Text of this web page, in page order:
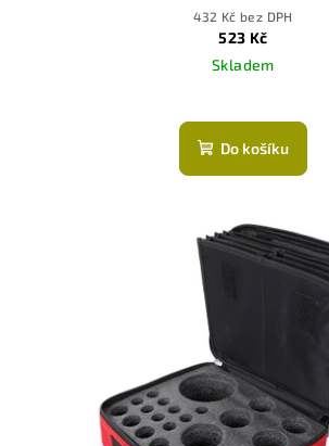
432 Kč bez DPH
523 Kč
Skladem
hodnocení
produktu
5
hvězdiček.
Do košíku